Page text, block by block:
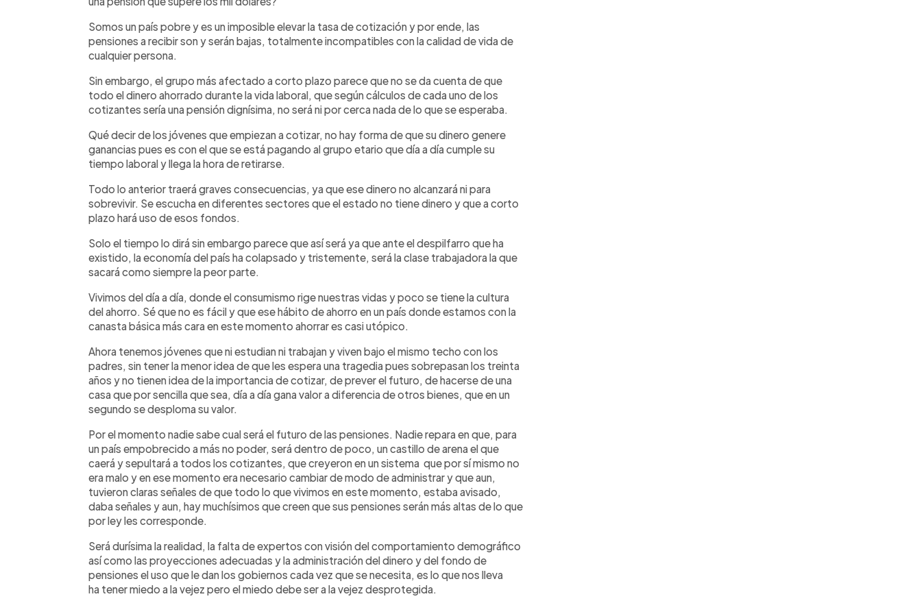
Somos un país pobre y es un imposible elevar la tasa de cotización y por ende, las
pensiones a recibir son y serán bajas, totalmente incompatibles con la calidad de vida de
cualquier persona.
Sin embargo, el grupo más afectado a corto plazo parece que no se da cuenta de que
todo el dinero ahorrado durante la vida laboral, que según cálculos de cada uno de los
cotizantes sería una pensión dignísima, no será ni por cerca nada de lo que se esperaba.
Qué decir de los jóvenes que empiezan a cotizar, no hay forma de que su dinero genere
ganancias pues es con el que se está pagando al grupo etario que día a día cumple su
tiempo laboral y llega la hora de retirarse.
Todo lo anterior traerá graves consecuencias, ya que ese dinero no alcanzará ni para
sobrevivir. Se escucha en diferentes sectores que el estado no tiene dinero y que a corto
plazo hará uso de esos fondos.
Solo el tiempo lo dirá sin embargo parece que así será ya que ante el despilfarro que ha
existido, la economía del país ha colapsado y tristemente, será la clase trabajadora la que
sacará como siempre la peor parte.
Vivimos del día a día, donde el consumismo rige nuestras vidas y poco se tiene la cultura
del ahorro. Sé que no es fácil y que ese hábito de ahorro en un país donde estamos con la
canasta básica más cara en este momento ahorrar es casi utópico.
Ahora tenemos jóvenes que ni estudian ni trabajan y viven bajo el mismo techo con los
padres, sin tener la menor idea de que les espera una tragedia pues sobrepasan los treinta
años y no tienen idea de la importancia de cotizar, de prever el futuro, de hacerse de una
casa que por sencilla que sea, día a día gana valor a diferencia de otros bienes, que en un
segundo se desploma su valor.
Por el momento nadie sabe cual será el futuro de las pensiones. Nadie repara en que, para
un país empobrecido a más no poder, será dentro de poco, un castillo de arena el que
caerá y sepultará a todos los cotizantes, que creyeron en un sistema que por sí mismo no
era malo y en ese momento era necesario cambiar de modo de administrar y que aun,
tuvieron claras señales de que todo lo que vivimos en este momento, estaba avisado,
daba señales y aun, hay muchísimos que creen que sus pensiones serán más altas de lo que
por ley les corresponde.
Será durísima la realidad, la falta de expertos con visión del comportamiento demográfico
asícomo las proyecciones adecuadas y la administración del dinero y del fondo de
pensiones el uso que le dan los gobiernos cada vez que se necesita, es lo que nos lleva
ha tener miedo a la vejez pero el miedo debe ser a la vejez desprotegida.